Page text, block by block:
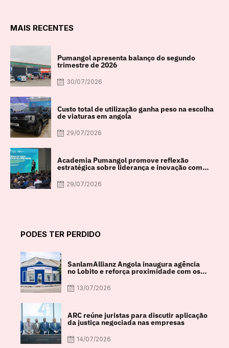
MAIS RECENTES
Pumangol apresenta balanço do segundo
trimestre de 2026
30/07/2026
Custo total de utilização ganha peso na escolha
de viaturas em angola
29/07/2026
Academia Pumangol promove reflexão
estratégica sobre liderança e inovação com
especialista internacional Nadim Habib
29/07/2026
PODES TER PERDIDO
SanlamAllianz Angola inaugura agência
no Lobito e reforça proximidade com os
13/07/2026
ARC reúne juristas para discutir aplicação
da justiça negociada nas empresas
14/07/2026